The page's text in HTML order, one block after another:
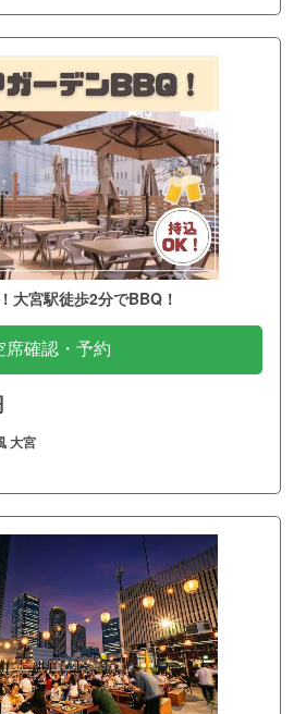
大宮駅徒歩2分でBBQ！
席確認・予約
大宮